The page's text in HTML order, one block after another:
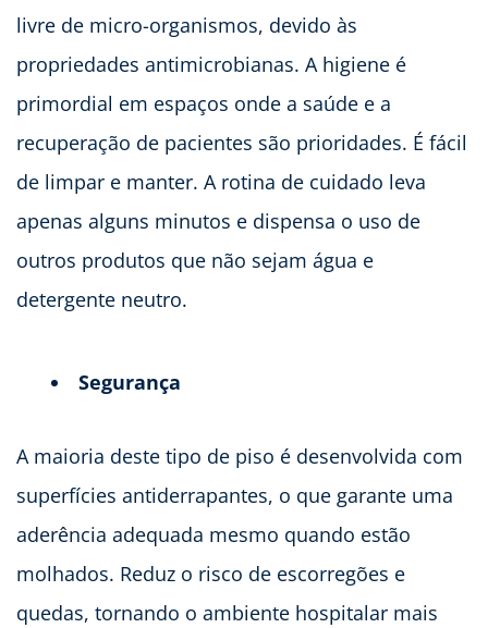
livre de micro-organismos, devido às
propriedades antimicrobianas. A higiene é
primordial em espaços onde a saúde e a
recuperação de pacientes são prioridades. É fácil
de limpar e manter. A rotina de cuidado leva
apenas alguns minutos e dispensa o uso de
outros produtos que não sejam água e
detergente neutro.
Segurança
A maioria deste tipo de piso é desenvolvida com
superfícies antiderrapantes, o que garante uma
aderência adequada mesmo quando estão
molhados. Reduz o risco de escorregões e
quedas, tornando o ambiente hospitalar mais